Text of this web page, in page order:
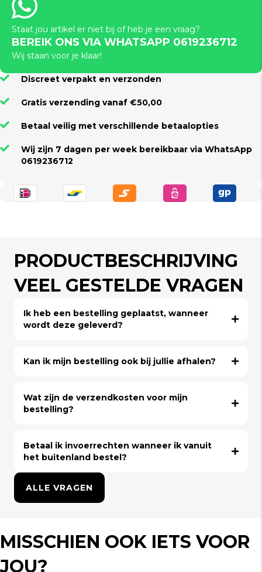
Staat jou artikel er niet bij of heb je een vraag?
BEREIK ONS VIA WHATSAPP 0619236712
Wij staan voor je klaar!
Discreet verpakt en verzonden
Gratis verzending vanaf €50,00
Betaal veilig met verschillende betaalopties
Wij zijn 7 dagen per week bereikbaar via WhatsApp
0619236712
PRODUCTBESCHRIJVING
VEEL GESTELDE VRAGEN
Ik heb een bestelling geplaatst, wanneer
wordt deze geleverd?
Kan ik mijn bestelling ook bij jullie afhalen?
Wat zijn de verzendkosten voor mijn
bestelling?
Betaal ik invoerrechten wanneer ik vanuit
het buitenland bestel?
ALLE VRAGEN
MISSCHIEN OOK IETS VOOR
JOU?